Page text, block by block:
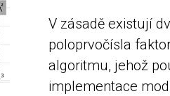
V zásadě existují
poloprvočísla
algoritmu, jehož
implementace